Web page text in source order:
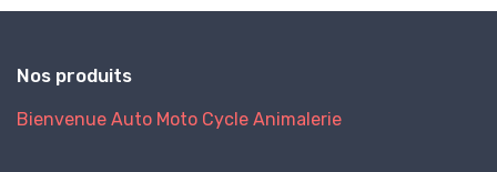
Nos produits
Bienvenue Auto Moto Cycle Animalerie